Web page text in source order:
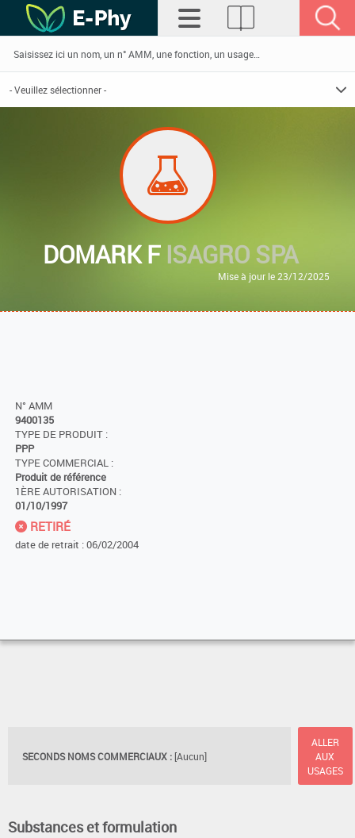
DOMARK F ISAGRO SPA
Mise à jour le 23/12/2025
N° AMM
9400135
TYPE DE PRODUIT :
PPP
TYPE COMMERCIAL :
Produit de référence
1ÈRE AUTORISATION :
01/10/1997
RETIRÉ
date de retrait : 06/02/2004
SECONDS NOMS COMMERCIAUX : [Aucun]
ALLER
AUX
USAGES
Substances et formulation